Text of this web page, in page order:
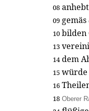
08 anhebt
09 gemäs
10 bilden
13
14 dem
15 würde
16
18 Oberer